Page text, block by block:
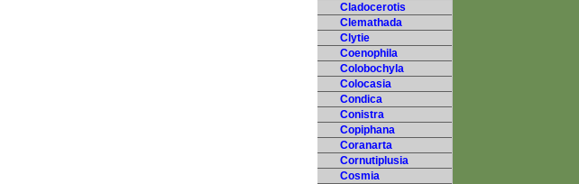
Cladocerotis
Clemathada
Clytie
Coenophila
Colobochyla
Colocasia
Condica
Conistra
Copiphana
Coranarta
Cornutiplusia
Cosmia